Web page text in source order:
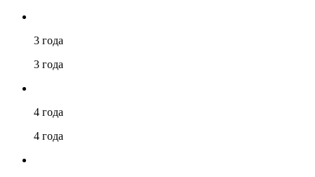
3 года
3 года
4 года
4 года